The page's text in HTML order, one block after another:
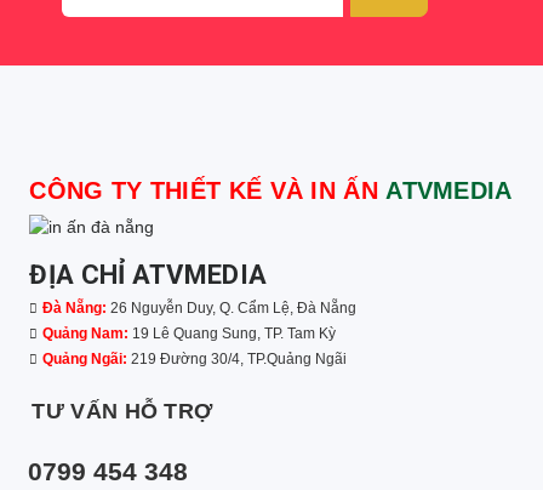
CÔNG TY THIẾT KẾ VÀ IN ẤN ATVMEDIA
ĐỊA CHỈ ATVMEDIA
Đà Nẵng: 26 Nguyễn Duy, Q. Cẩm Lệ, Đà Nẵng
Quảng Nam: 19 Lê Quang Sung, TP. Tam Kỳ
Quảng Ngãi: 219 Đường 30/4, TP.Quảng Ngãi
TƯ VẤN HỖ TRỢ
0799 454 348